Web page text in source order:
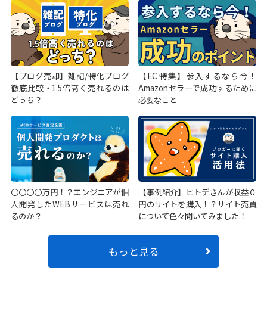
【ブログ売却】雑記/特化ブログ
徹底比較・1.5倍高く売れるのは
どっち？
【EC特集】参入するなら今！
Amazonセラーで成功するために
必要なこと
〇〇〇〇万円！？エンジニアが個
人開発したWEBサービスは売れ
るのか？
【事例紹介】ヒトデさんが収益０
円のサイトを購入！？サイト売買
について色々聞いてみました！
もっと見る